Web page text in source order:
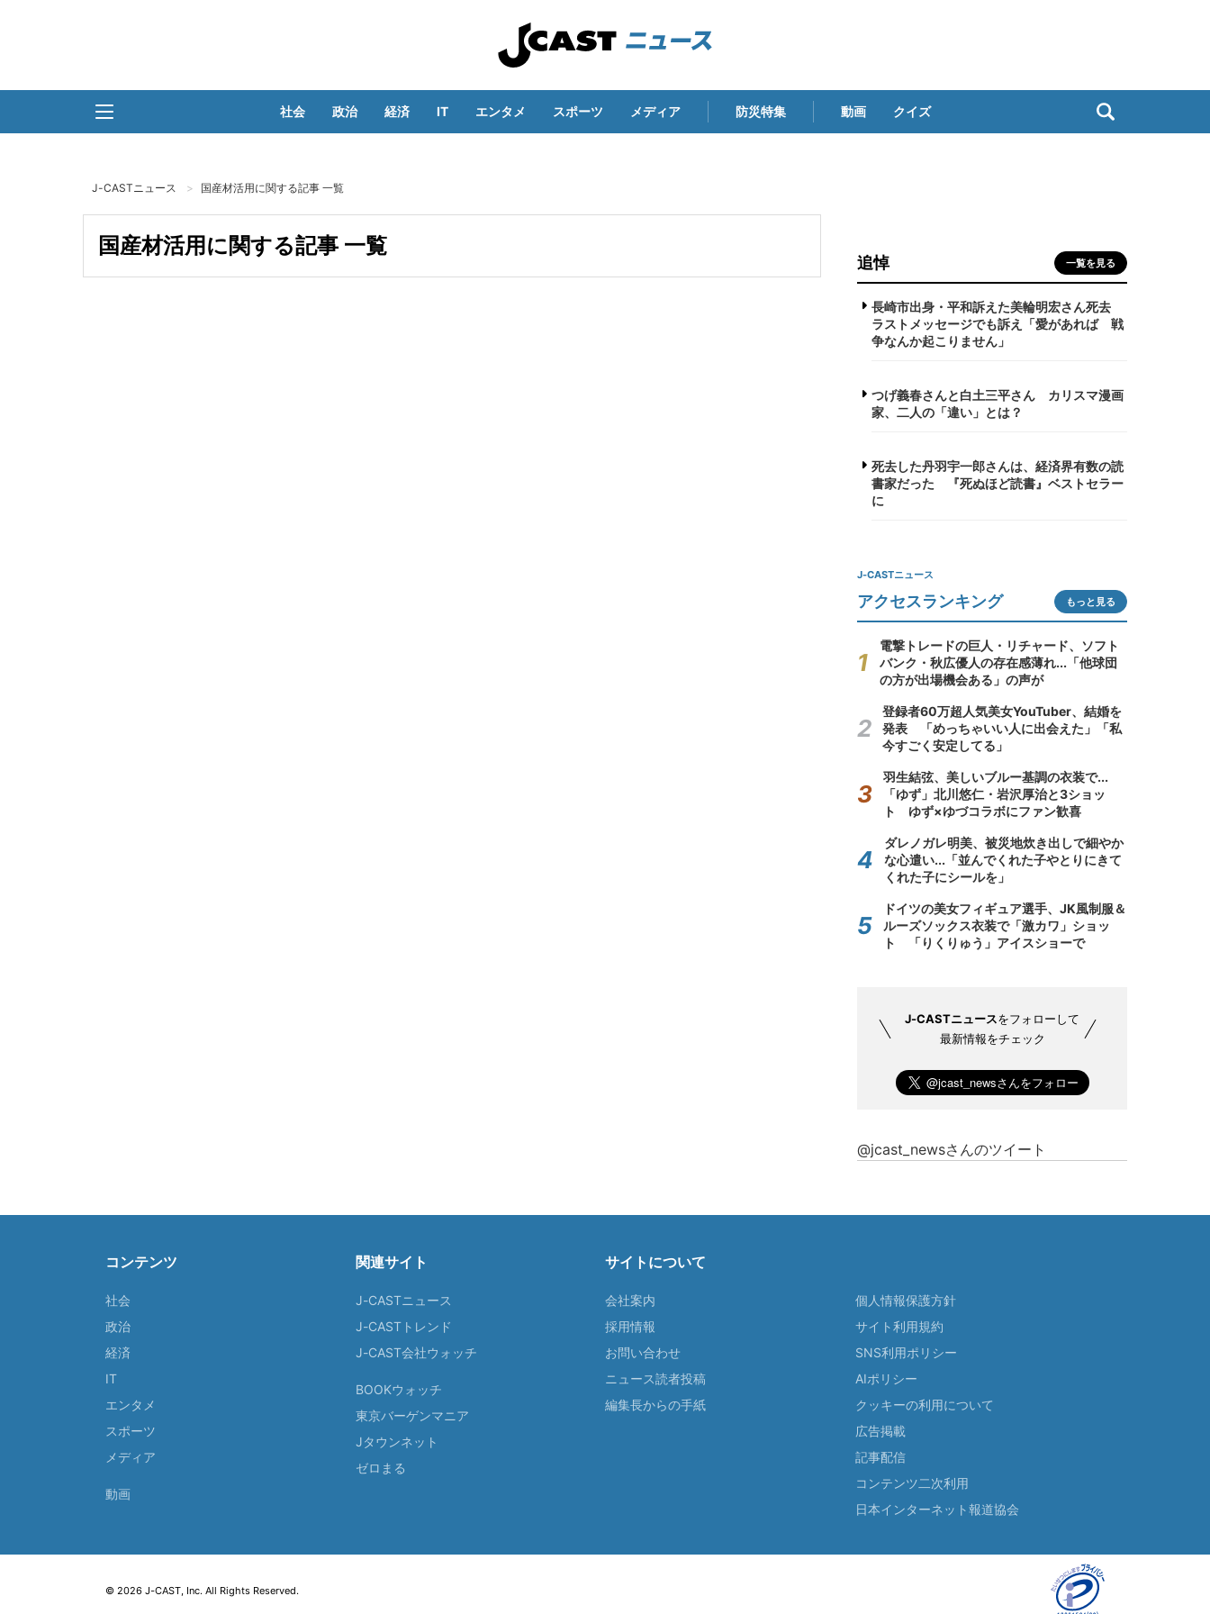
社会 政治 経済 IT エンタメ スポーツ メディア 防災特集 動画 クイズ
J-CASTニュース 国産材活用に関する記事 一覧
国産材活用に関する記事 一覧
追悼 一覧を見る
長崎市出身・平和訴えた美輪明宏さん死去
ラストメッセージでも訴え「愛があれば 戦
争なんか起こりません」
つげ義春さんと白土三平さん カリスマ漫画
家、二人の「違い」とは？
死去した丹羽宇一郎さんは、経済界有数の読
書家だった 『死ぬほど読書』ベストセラー
に
J-CASTニュース
アクセスランキング もっと見る
電撃トレードの巨人・リチャード、ソフト
バンク・秋広優人の存在感薄れ...「他球団
の方が出場機会ある」の声が
登録者60万超人気美女YouTuber、結婚を
発表 「めっちゃいい人に出会えた」「私
今すごく安定してる」
羽生結弦、美しいブルー基調の衣装で...
「ゆず」北川悠仁・岩沢厚治と3ショッ
ト ゆず×ゆづコラボにファン歓喜
ダレノガレ明美、被災地炊き出しで細やか
な心遣い...「並んでくれた子やとりにきて
くれた子にシールを」
ドイツの美女フィギュア選手、JK風制服＆
ルーズソックス衣装で「激カワ」ショッ
ト 「りくりゅう」アイスショーで
J-CASTニュースをフォローして
最新情報をチェック
@jcast_newsさんのツイート
コンテンツ
社会
政治
経済
IT
エンタメ
スポーツ
メディア
動画
関連サイト
J-CASTニュース
J-CASTトレンド
J-CAST会社ウォッチ
BOOKウォッチ
東京バーゲンマニア
Jタウンネット
ゼロまる
サイトについて
会社案内
採用情報
お問い合わせ
ニュース読者投稿
編集長からの手紙
個人情報保護方針
サイト利用規約
SNS利用ポリシー
AIポリシー
クッキーの利用について
広告掲載
記事配信
コンテンツ二次利用
日本インターネット報道協会
© 2026 J-CAST, Inc. All Rights Reserved.